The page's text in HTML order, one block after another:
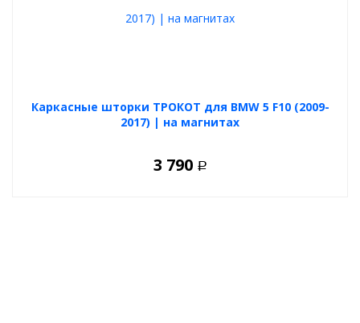
Каркасные шторки ТРОКОТ для BMW 5 F10 (2009-
2017) | на магнитах
3 790 Р